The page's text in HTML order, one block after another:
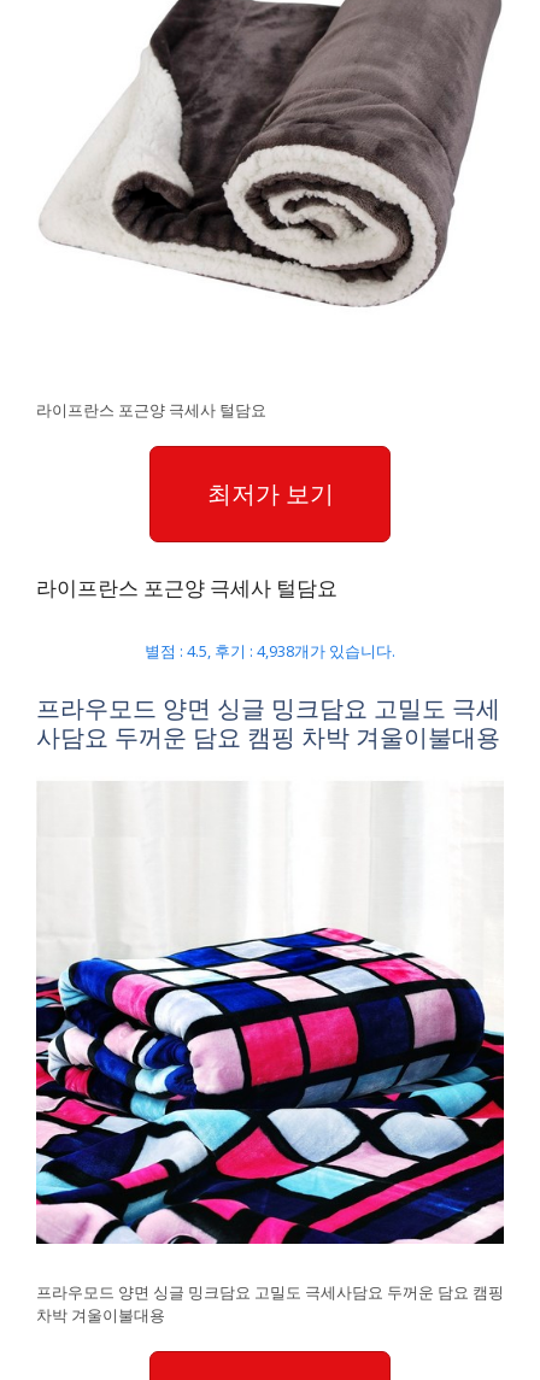
라이프란스 포근양 극세사 털담요
최저가 보기
라이프란스 포근양 극세사 털담요
별점 : 4.5, 후기 : 4,938개가 있습니다.
프라우모드 양면 싱글 밍크담요 고밀도 극세
사담요 두꺼운 담요 캠핑 차박 겨울이불대용
프라우모드 양면 싱글 밍크담요 고밀도 극세사담요 두꺼운 담요 캠핑
차박 겨울이불대용